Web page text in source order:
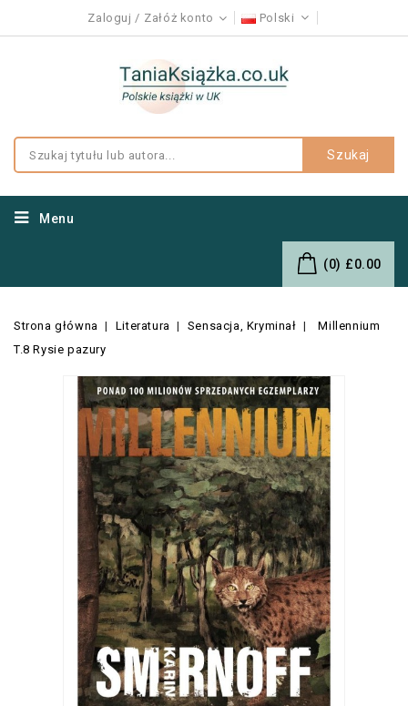
Zaloguj Załóż konto Polski
Szukaj
Menu
(0) £0.00
Strona główna Literatura Sensacja, Kryminał
Millennium
T.8 Rysie pazury